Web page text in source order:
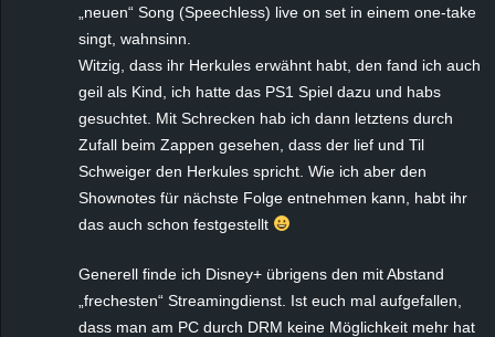
„neuen“ Song (Speechless) live on set in einem one-take
singt, wahnsinn.
Witzig, dass ihr Herkules erwähnt habt, den fand ich auch
geil als Kind, ich hatte das PS1 Spiel dazu und habs
gesuchtet. Mit Schrecken hab ich dann letztens durch
Zufall beim Zappen gesehen, dass der lief und Til
Schweiger den Herkules spricht. Wie ich aber den
Shownotes für nächste Folge entnehmen kann, habt ihr
das auch schon festgestellt
Generell finde ich Disney+ übrigens den mit Abstand
„frechesten“ Streamingdienst. Ist euch mal aufgefallen,
dass man am PC durch DRM keine Möglichkeit mehr hat